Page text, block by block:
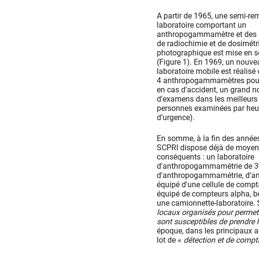
A partir de 1965, une semi-
laboratoire comportant un
anthropogammamètre et
de radiochimie et de
photographique est mise en
(Figure 1). En 1969, un
laboratoire mobile est réalisé
4 anthropogammamètres
en cas d'accident, un grand
d'examens dans les
personnes examinées par
d’urgence).
En somme, à la fin des
SCPRI dispose déjà de
conséquents : un laboratoire
d'anthropogammamétrie de
d'anthropogammamétrie,
équipé d'une cellule de
équipé de compteurs alpha,
une camionnette-laboratoire.
locaux organisés pour
sont susceptibles de prendre
époque, dans les principaux
lot de « détection et de